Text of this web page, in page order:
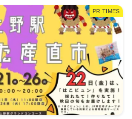
PR TIMES